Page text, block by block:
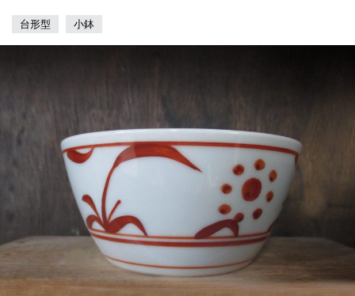
台形型 小鉢